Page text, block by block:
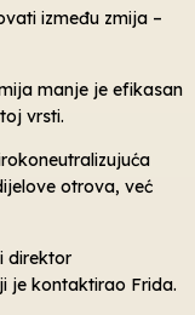
između zmija –
manje je efikasan
vrsti.
otrova, već
direktor
je kontaktirao Frida.